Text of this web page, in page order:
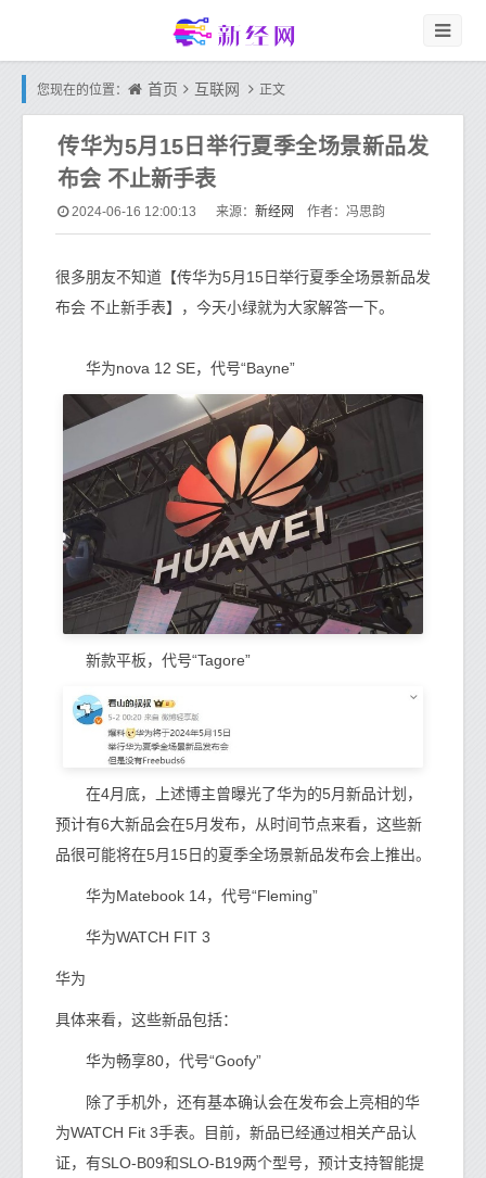
您现在的位置： 首页 互联网 正文
传华为5月15日举行夏季全场景新品发
布会 不止新手表
2024-06-16 12:00:13 来源： 新经网 作者：冯思韵
很多朋友不知道【传华为5月15日举行夏季全场景新品发
布会 不止新手表】，今天小绿就为大家解答一下。
华为nova 12 SE，代号“Bayne”
新款平板，代号“Tagore”
在4月底，上述博主曾曝光了华为的5月新品计划，
预计有6大新品会在5月发布，从时间节点来看，这些新
品很可能将在5月15日的夏季全场景新品发布会上推出。
华为Matebook 14，代号“Fleming”
华为WATCH FIT 3
华为
具体来看，这些新品包括：
华为畅享80，代号“Goofy”
除了手机外，还有基本确认会在发布会上亮相的华
为WATCH Fit 3手表。目前，新品已经通过相关产品认
证，有SLO-B09和SLO-B19两个型号，预计支持智能提